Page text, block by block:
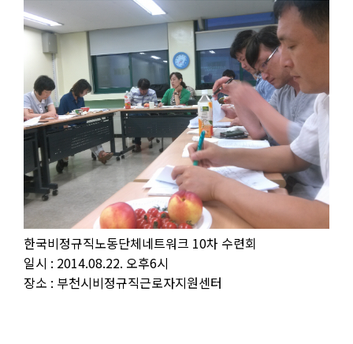
한국비정규직노동단체네트워크 10차 수련회
일시 : 2014.08.22. 오후6시
장소 : 부천시비정규직근로자지원센터